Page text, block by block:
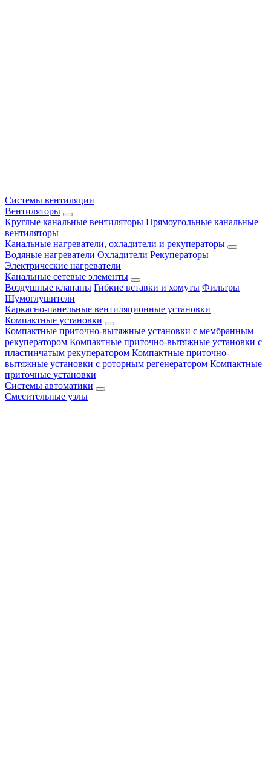
Системы вентиляции
Вентиляторы
Круглые канальные вентиляторы Прямоугольные канальные
вентиляторы
Канальные нагреватели, охладители и рекуператоры
Водяные нагреватели Охладители Рекуператоры
Электрические нагреватели
Канальные сетевые элементы
Воздушные клапаны Гибкие вставки и хомуты Фильтры
Шумоглушители
Каркасно-панельные вентиляционные установки
Компактные установки
Компактные приточно-вытяжные установки с мембранным
рекуператором Компактные приточно-вытяжные установки с
пластинчатым рекуператором Компактные приточно-
вытяжные установки с роторным регенератором Компактные
приточные установки
Системы автоматики
Смесительные узлы